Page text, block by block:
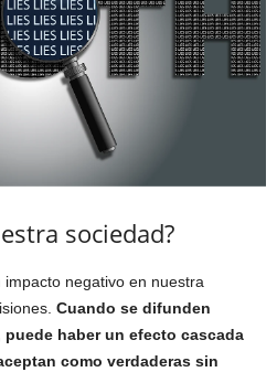
sociedad?
negativo en nuestra
Cuando se difunden
haber un efecto cascada
como verdaderas sin